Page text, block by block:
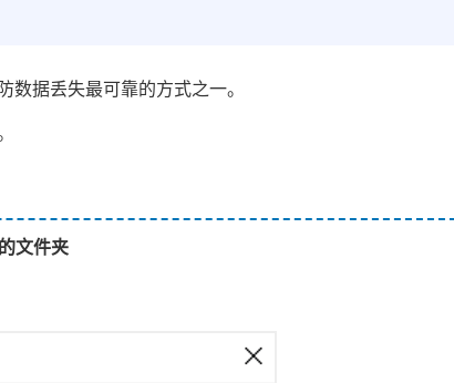
数据丢失最可靠的方式之一。
文件夹